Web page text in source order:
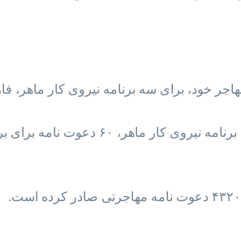
برای سه برنامه نیروی کار ماهر، فارغ التحصیلان